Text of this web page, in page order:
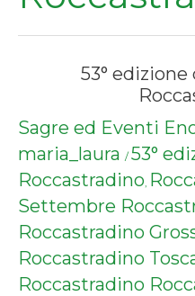
53°
Sagre ed Eventi
maria_laura / 53°
Roccastradino,
Settembre
Roccastradino
Roccastradino
Roccastradino